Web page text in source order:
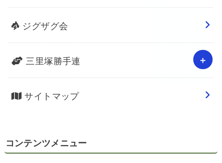
ジグザグ会
三里塚勝手連
サイトマップ
コンテンツメニュー